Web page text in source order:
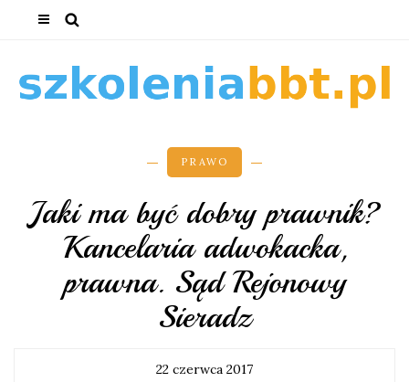
PRAWO
Jaki ma być dobry prawnik?
Kancelaria adwokacka,
prawna. Sąd Rejonowy
Sieradz
22 czerwca 2017